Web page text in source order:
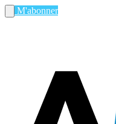
M'abonner